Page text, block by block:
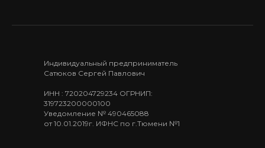
Индивидуальный предприниматель
Сатюков Сергей Павлович
ИНН : 720204729234 ОГРНИП:
319723200000100
Уведомление № 490465088
от 10.01.2019г. ИФНС по г.Тюмени №1